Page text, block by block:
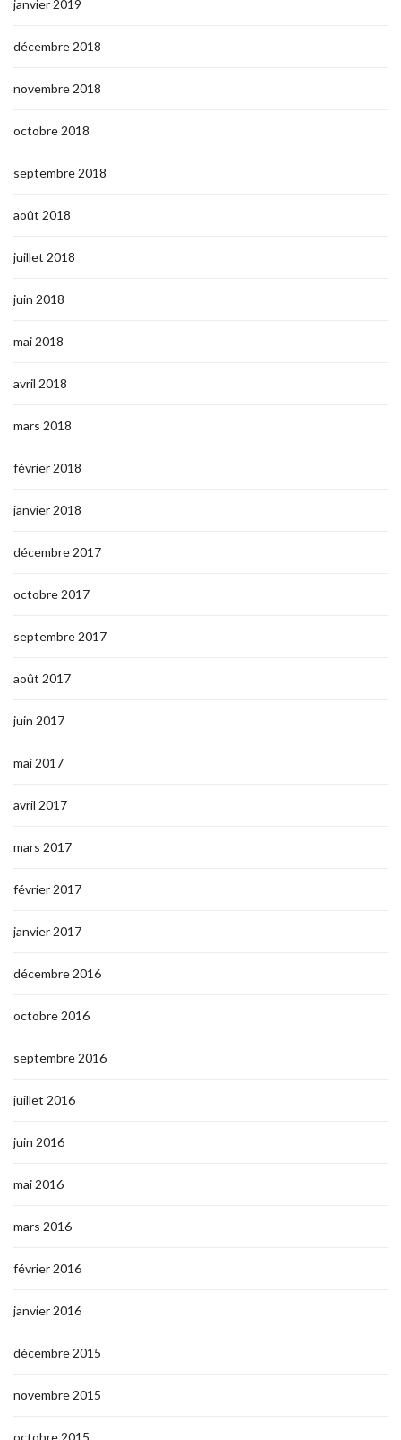
janvier 2019
décembre 2018
novembre 2018
octobre 2018
septembre 2018
août 2018
juillet 2018
juin 2018
mai 2018
avril 2018
mars 2018
février 2018
janvier 2018
décembre 2017
octobre 2017
septembre 2017
août 2017
juin 2017
mai 2017
avril 2017
mars 2017
février 2017
janvier 2017
décembre 2016
octobre 2016
septembre 2016
juillet 2016
juin 2016
mai 2016
mars 2016
février 2016
janvier 2016
décembre 2015
novembre 2015
octobre 2015